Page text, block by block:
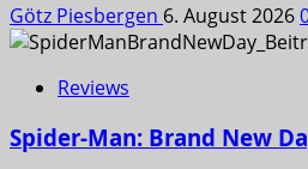
Götz Piesbergen 6. August 2026
Reviews
Spider-Man: Brand New